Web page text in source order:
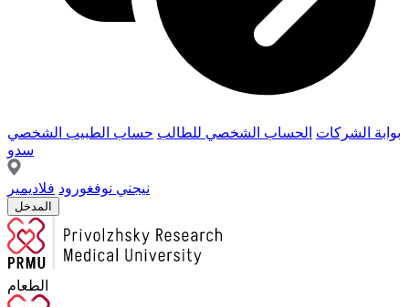
بوابة الشركات الحساب الشخصي للطالب حساب الطبيب الشخصي
سدو
نيجني نوفغورود فلاديمير
المدخل
الطعام